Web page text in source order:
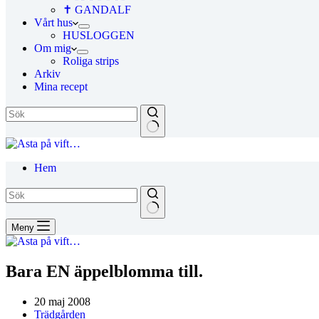
✝ GANDALF
Vårt hus
HUSLOGGEN
Om mig
Roliga strips
Arkiv
Mina recept
Hem
Meny
Bara EN äppelblomma till.
20 maj 2008
Trädgården